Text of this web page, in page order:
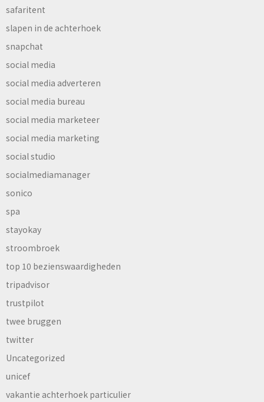
safaritent
slapen in de achterhoek
snapchat
social media
social media adverteren
social media bureau
social media marketeer
social media marketing
social studio
socialmediamanager
sonico
spa
stayokay
stroombroek
top 10 bezienswaardigheden
tripadvisor
trustpilot
twee bruggen
twitter
Uncategorized
unicef
vakantie achterhoek particulier